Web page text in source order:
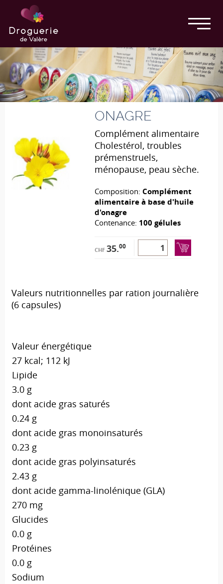
ONAGRE
Complément alimentaire
Cholestérol, troubles
prémenstruels,
ménopause, peau sèche.
Composition: Complément
alimentaire à base d'huile
d'onagre
Contenance: 100 gélules
CHF 35.00
Valeurs nutritionnelles par ration journalière
(6 capsules)
Valeur énergétique
27 kcal; 112 kJ
Lipide
3.0 g
dont acide gras saturés
0.24 g
dont acide gras monoinsaturés
0.23 g
dont acide gras polyinsaturés
2.43 g
dont acide gamma-linolénique (GLA)
270 mg
Glucides
0.0 g
Protéines
0.0 g
Sodium